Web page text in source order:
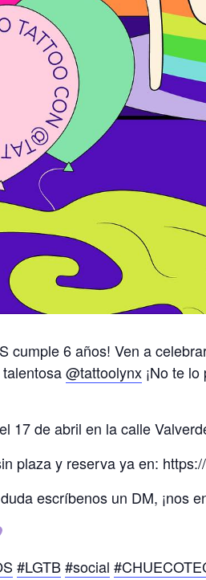
cumple 6 años! Ven a
@tattoolynx ¡No te
17 de abril en la calle
plaza y reserva ya en:
escríbenos un DM, ¡nos
#LGTB#social